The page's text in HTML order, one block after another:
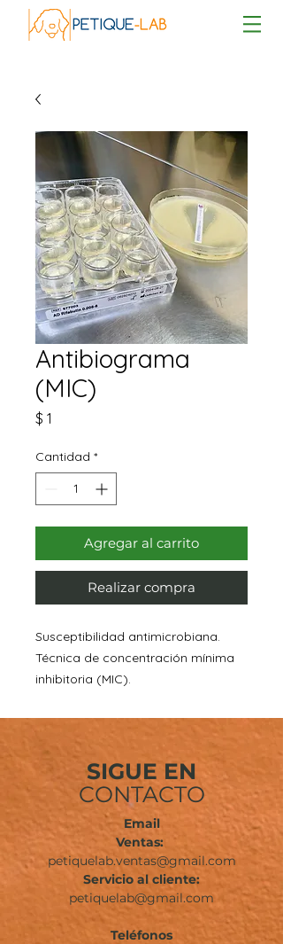
Antibiograma
(MIC)
$ 1
Cantidad *
Agregar al carrito
Realizar compra
Susceptibilidad antimicrobiana.
Técnica de concentración mínima
inhibitoria (MIC).
SIGUE EN
CONTACTO
Email
Ventas:
petiquelab.ventas@gmail.com
Servicio al cliente:
petiquelab@gmail.com
Teléfonos